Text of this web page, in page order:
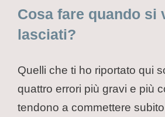
Cosa fare quando si
lasciati?
Quelli che ti ho riportato qui
quattro errori più gravi e più
tendono a commettere